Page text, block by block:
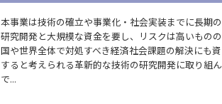
本事業は技術の確立や事業化・社会実装までに長期の
研究開発と大規模な資金を要し、リスクは高いものの
国や世界全体で対処すべき経済社会課題の解決にも資
すると考えられる革新的な技術の研究開発に取り組ん
で...